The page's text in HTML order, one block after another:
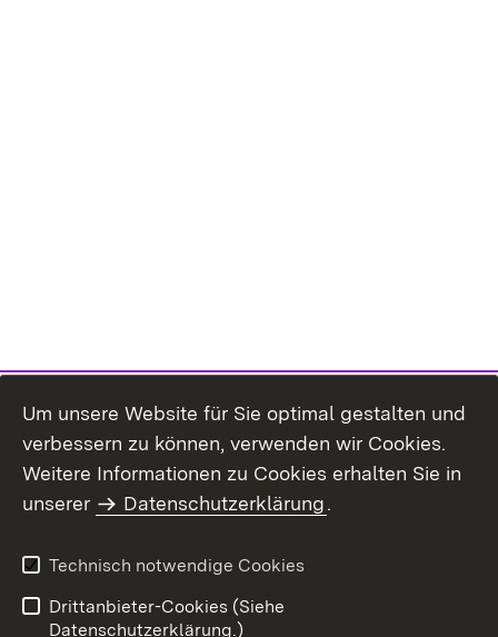
Themenübersicht
Um unsere Website für Sie optimal gestalten und
verbessern zu können, verwenden wir Cookies.
Weitere Informationen zu Cookies erhalten Sie in
unserer
Datenschutzerklärung.
Technisch notwendige Cookies
Drittanbieter-Cookies (Siehe
Datenschutzerklärung.)